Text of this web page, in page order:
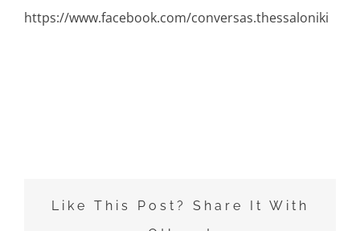
https://www.facebook.com/conversas.thessaloniki
Like This Post? Share It With